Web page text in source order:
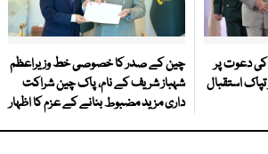
دعوت پر
استقبال
چین کے صدر کا خصوصی خط وزیراعظم
شہباز شریف کے نام، پاک چین شراکت
داری مزید مضبوط بنانے کے عزم کا اظہار